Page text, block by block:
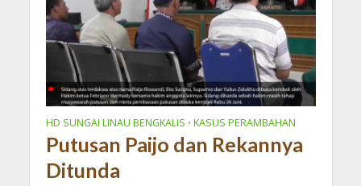
HD SUNGAI LINAU BENGKALIS • KASUS PERAMBAHAN
Putusan Paijo dan Rekannya
Ditunda